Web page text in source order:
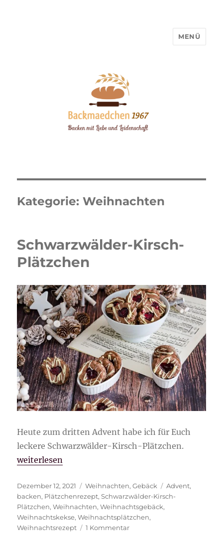
MENÜ
Kategorie:Weihnachten
Schwarzwälder-Kirsch-
Plätzchen
Heute zum dritten Advent habe ich für Euch
leckere Schwarzwälder-Kirsch-Plätzchen.
„Schwarzwälder-Kirsch-Plätzchen“
weiterlesen
Veröffentlicht
am
Dezember 12, 2021 Kategorien
Weihnachten,Gebäck Schlagwörter
Advent,
backen, Plätzchenrezept,Schwarzwälder-Kirsch-
Plätzchen,Weihnachten,Weihnachtsgebäck,
Weihnachtskekse,Weihnachtsplätzchen,
Weihnachtsrezept
1 Kommentarzu